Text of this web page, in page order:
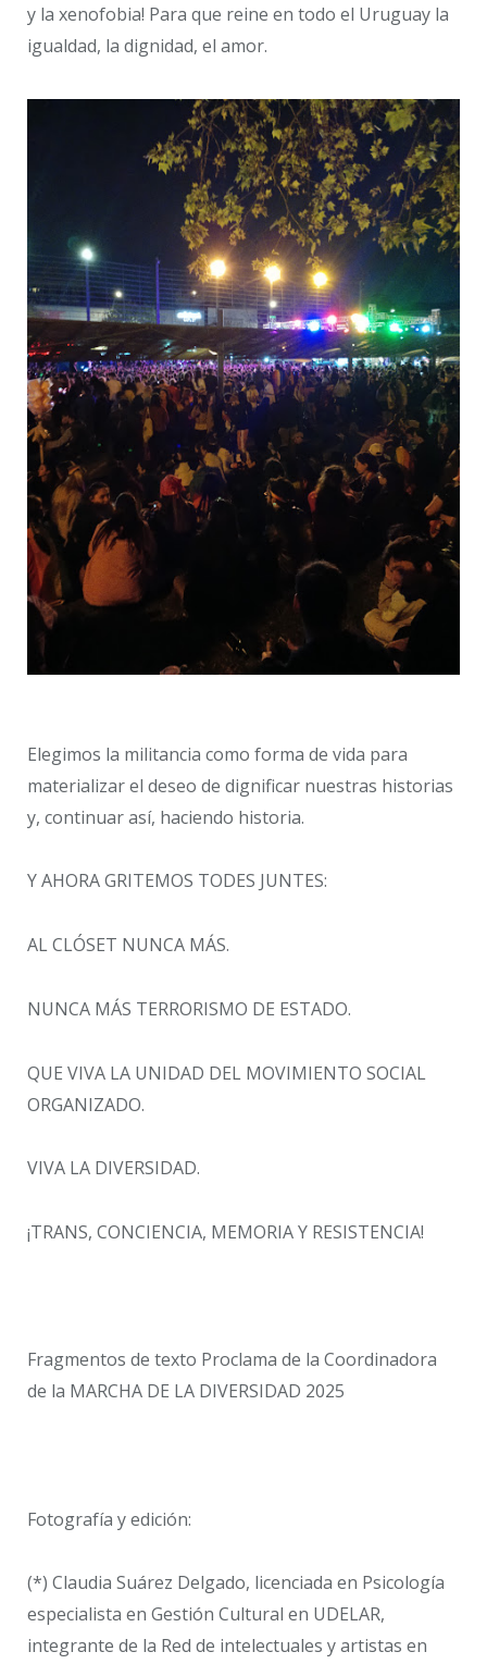
y la xenofobia! Para que reine en todo el Uruguay la
igualdad, la dignidad, el amor.
Elegimos la militancia como forma de vida para
materializar el deseo de dignificar nuestras historias
y, continuar así, haciendo historia.
Y AHORA GRITEMOS TODES JUNTES:
AL CLÓSET NUNCA MÁS.
NUNCA MÁS TERRORISMO DE ESTADO.
QUE VIVA LA UNIDAD DEL MOVIMIENTO SOCIAL
ORGANIZADO.
VIVA LA DIVERSIDAD.
¡TRANS, CONCIENCIA, MEMORIA Y RESISTENCIA!
Fragmentos de texto Proclama de la Coordinadora
de la MARCHA DE LA DIVERSIDAD 2025
Fotografía y edición:
(*) Claudia Suárez Delgado, licenciada en Psicología
especialista en Gestión Cultural en UDELAR,
integrante de la Red de intelectuales y artistas en